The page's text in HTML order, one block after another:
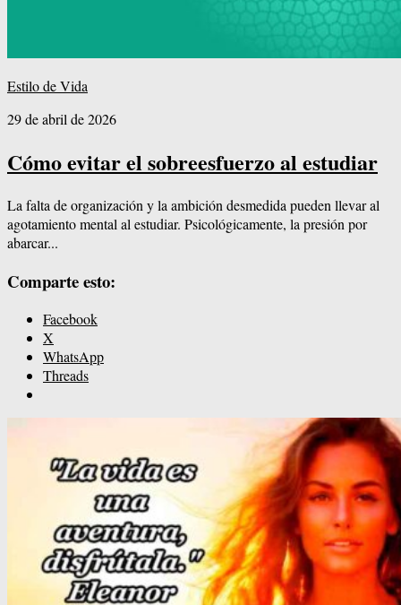
Estilo de Vida
29 de abril de 2026
Cómo evitar el sobreesfuerzo al estudiar
La falta de organización y la ambición desmedida pueden llevar al
agotamiento mental al estudiar. Psicológicamente, la presión por
abarcar...
Comparte esto:
Facebook
X
WhatsApp
Threads